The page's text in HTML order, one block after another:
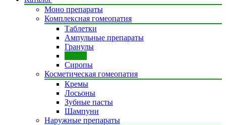
Моно препараты
Комплексная гомеопатия
Таблетки
Ампульные препараты
Гранулы
Сиропы
Косметическая гомеопатия
Кремы
Лосьоны
Зубные пасты
Шампуни
Наружные препараты